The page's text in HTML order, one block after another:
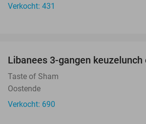
Verkocht: 431
Libanees 3-gangen
Taste of Sham
Oostende
Verkocht: 690